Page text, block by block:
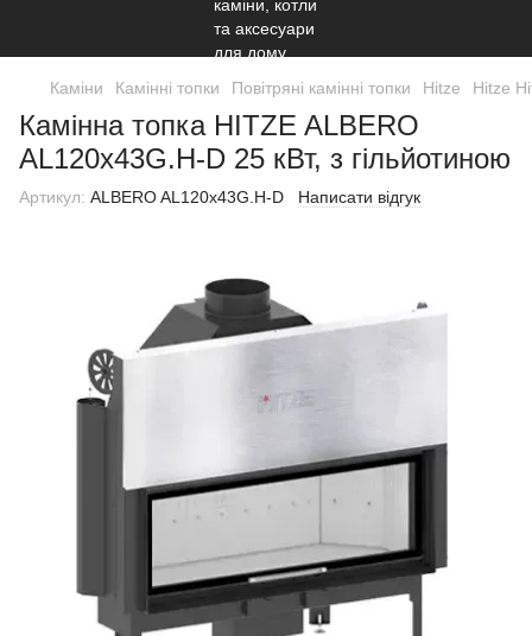
Каміни Камінні топки Повітряні камінні топки Hitze Hitze
Камінна топка HITZE ALBERO
AL120х43G.H-D 25 кВт, з гільйотиною
Артикул: ALBERO AL120х43G.H-D Написати відгук